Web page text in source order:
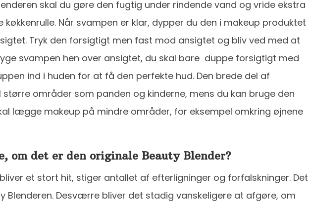
skal du gøre den fugtig under rindende vand og vride ekstra
køkkenrulle. Når svampen er klar, dypper du den i makeup produktet
Tryk den forsigtigt men fast mod ansigtet og bliv ved med at
svampen hen over ansigtet, du skal bare duppe forsigtigt med
ind i huden for at få den perfekte hud. Den brede del af
større områder som panden og kinderne, mens du kan bruge den
lægge makeup på mindre områder, for eksempel omkring øjnene
om det er den originale Beauty Blender?
et stort hit, stiger antallet af efterligninger og forfalskninger. Det
Blenderen. Desværre bliver det stadig vanskeligere at afgøre, om